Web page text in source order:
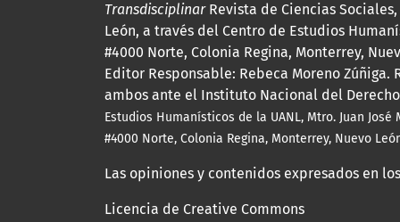
TransdisciplinarRevista de Ciencias
León, a través del Centro de Estudios
#4000 Norte, Colonia Regina, Monterrey,
Editor Responsable: Rebeca Moreno Zúñiga.
ambos ante el Instituto Nacional del
Estudios Humanísticos de la UANL, Mtro. Juan
#4000 Norte, Colonia Regina, Monterrey, Nuevo
Las opiniones y contenidos expresados en
Licencia de Creative Commons